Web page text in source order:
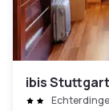
ibis